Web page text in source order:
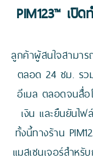
PIM123™ เปิ
ลูกค้าผู้สนใจสามาร
ตลอด 24 ชม. รว
อีเมล ตลอดจนสื่อ
เงิน และยืนยันไฟ
ทั้งนี้ทางร้าน
แมสเซนเจอร์สำหรั